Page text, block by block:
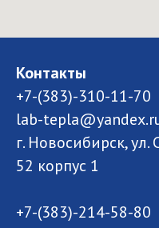
Контакты
+7-(383)-310-11-70
lab-
г. Новосибирск,
52 корпус 1
+7-(383)-214-58-80